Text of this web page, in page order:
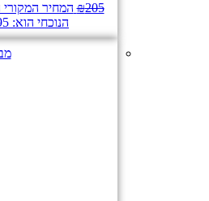
₪205 המחיר המקורי
הנוכחי הוא: ₪195.